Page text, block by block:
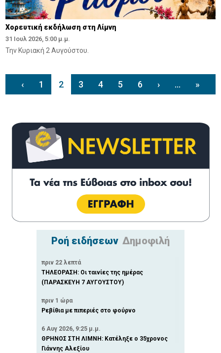
Χορευτική εκδήλωση στη Λίμνη
31 Ιουλ 2026, 5:00 μ.μ.
Την Κυριακή 2 Αυγούστου.
‹ 1 2 3 4 5 6 › ... »
Ροή ειδήσεων Δημοφιλή
πριν 22 λεπτά
ΤΗΛΕΟΡΑΣΗ: Οι ταινίες της ημέρας
(ΠΑΡΑΣΚΕΥΗ 7 ΑΥΓΟΥΣΤΟΥ)
πριν 1 ώρα
Ρεβίθια με πιπεριές στο φούρνο
6 Αυγ 2026, 9:25 μ.μ.
ΘΡΗΝΟΣ ΣΤΗ ΛΙΜΝΗ: Κατέληξε ο 35χρονος
Γιάννης Αλεξίου